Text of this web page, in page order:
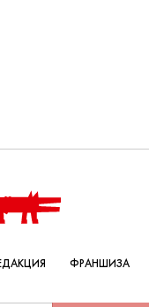
ФРАНШИЗА